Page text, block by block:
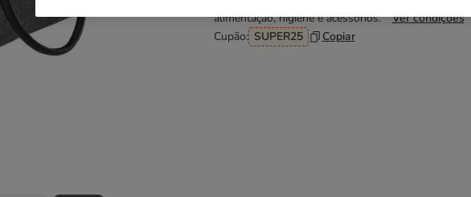
alimentação, higiene e acessórios. Ver condições
Cupão: SUPER25 Copiar